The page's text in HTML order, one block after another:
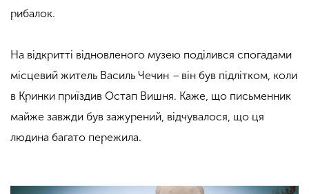
рибалок.
На відкритті відновленого музею поділився спогадами
місцевий житель Василь Чечин –він був підлітком, коли
в Кринки приїздив Остап Вишня. Каже, що письменник
майже завжди був зажурений, відчувалося, що ця
людина багато пережила.